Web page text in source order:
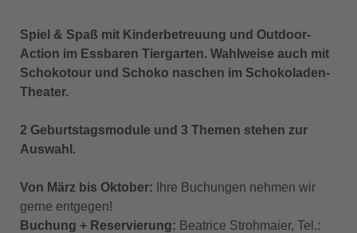
Spiel & Spaß mit Kinderbetreuung und Outdoor-
Action im Essbaren Tiergarten. Wahlweise auch mit
Schokotour und Schoko naschen im Schokoladen-
Theater.
2 Geburtstagsmodule und 3 Themen stehen zur
Auswahl.
Von März bis Oktober: Ihre Buchungen nehmen wir
gerne entgegen!
Buchung + Reservierung: Beatrice Strohmaier, Tel.: